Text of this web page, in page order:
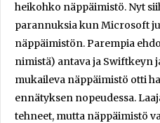
heikohko näppäimistö. Nyt
parannuksia kun Microsoft
näppäimistön. Parempia
nimistä) antava ja Swiftkeyn
mukaileva näppäimistö otti
ennätyksen nopeudessa.
tehneet, mutta näppäimistö